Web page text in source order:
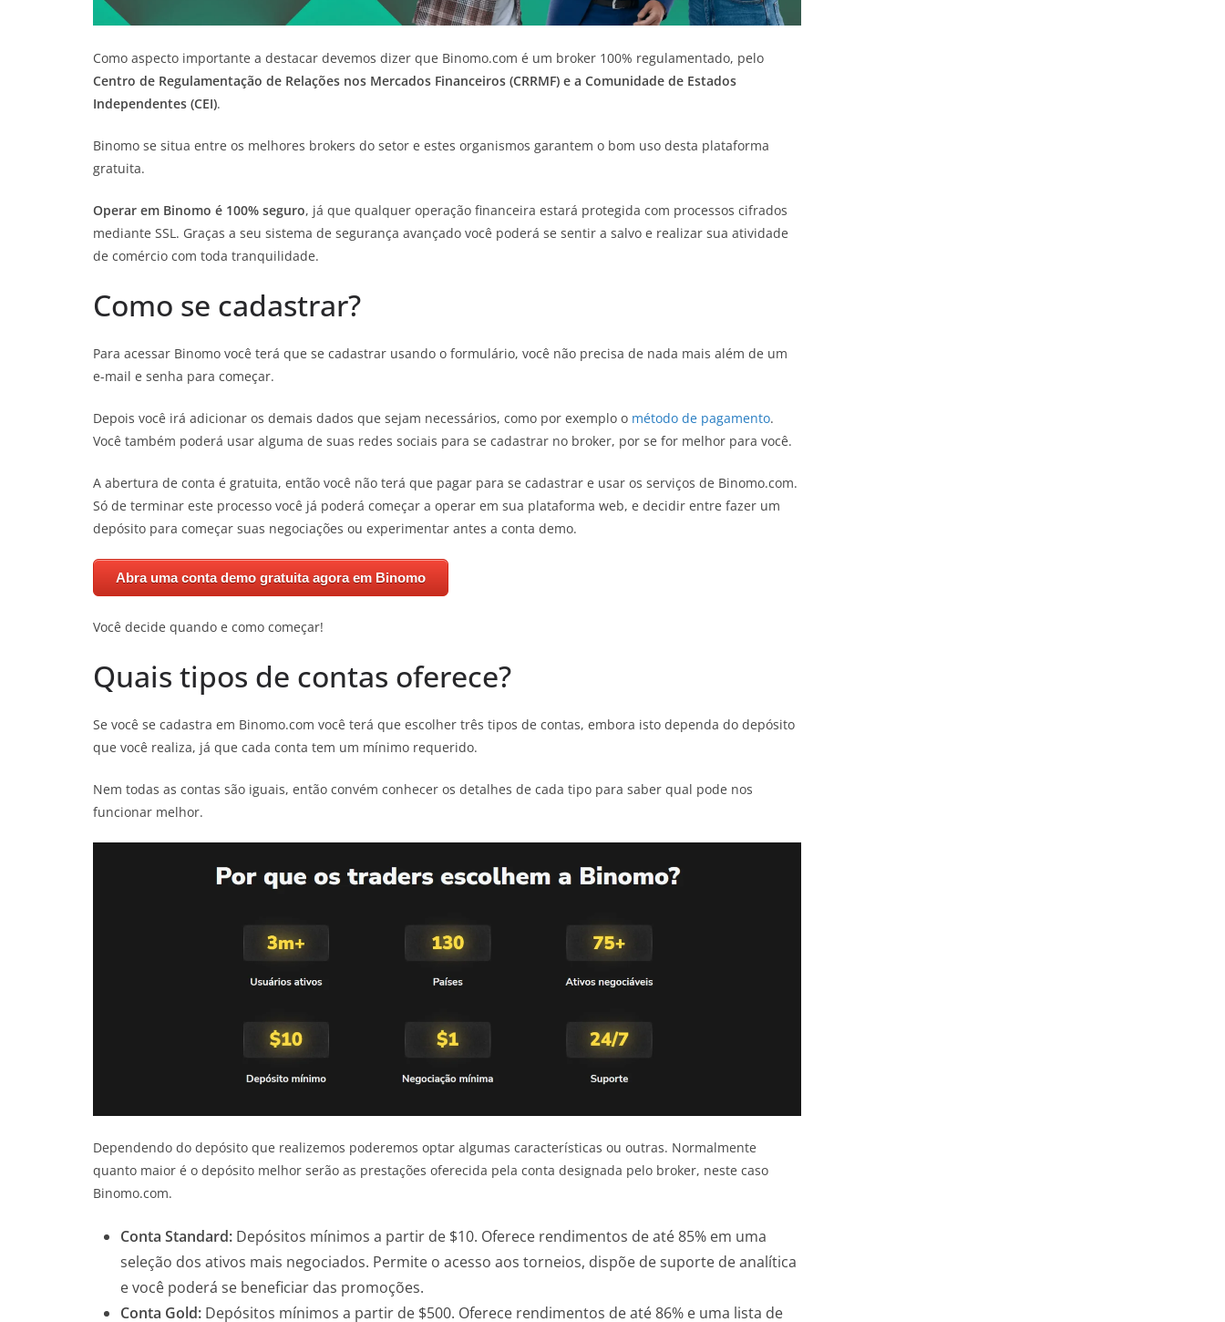
Como aspecto importante a destacar devemos dizer que Binomo.com é um broker 100% regulamentado, pelo
Centro de Regulamentação de Relações nos Mercados Financeiros (CRRMF) e a Comunidade de Estados
Independentes (CEI).
Binomo se situa entre os melhores brokers do setor e estes organismos garantem o bom uso desta plataforma
gratuita.
Operar em Binomo é 100% seguro, já que qualquer operação financeira estará protegida com processos cifrados
mediante SSL. Graças a seu sistema de segurança avançado você poderá se sentir a salvo e realizar sua atividade
de comércio com toda tranquilidade.
Como se cadastrar?
Para acessar Binomo você terá que se cadastrar usando o formulário, você não precisa de nada mais além de um
e-mail e senha para começar.
Depois você irá adicionar os demais dados que sejam necessários, como por exemplo o método de pagamento.
Você também poderá usar alguma de suas redes sociais para se cadastrar no broker, por se for melhor para você.
A abertura de conta é gratuita, então você não terá que pagar para se cadastrar e usar os serviços de Binomo.com.
Só de terminar este processo você já poderá começar a operar em sua plataforma web, e decidir entre fazer um
depósito para começar suas negociações ou experimentar antes a conta demo.
Abra uma conta demo gratuita agora em Binomo
Você decide quando e como começar!
Quais tipos de contas oferece?
Se você se cadastra em Binomo.com você terá que escolher três tipos de contas, embora isto dependa do depósito
que você realiza, já que cada conta tem um mínimo requerido.
Nem todas as contas são iguais, então convém conhecer os detalhes de cada tipo para saber qual pode nos
funcionar melhor.
Dependendo do depósito que realizemos poderemos optar algumas características ou outras. Normalmente
quanto maior é o depósito melhor serão as prestações oferecida pela conta designada pelo broker, neste caso
Binomo.com.
Conta Standard: Depósitos mínimos a partir de $10. Oferece rendimentos de até 85% em uma
seleção dos ativos mais negociados. Permite o acesso aos torneios, dispõe de suporte de analítica
e você poderá se beneficiar das promoções.
Conta Gold: Depósitos mínimos a partir de $500. Oferece rendimentos de até 86% e uma lista de